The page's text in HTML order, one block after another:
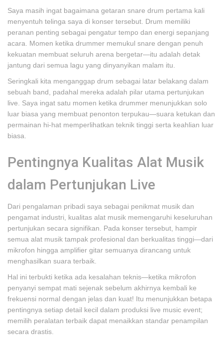
Saya masih ingat bagaimana getaran snare drum pertama kali
menyentuh telinga saya di konser tersebut. Drum memiliki
peranan penting sebagai pengatur tempo dan energi sepanjang
acara. Momen ketika drummer memukul snare dengan penuh
kekuatan membuat seluruh arena bergetar—itu adalah detak
jantung dari semua lagu yang dinyanyikan malam itu.
Seringkali kita menganggap drum sebagai latar belakang dalam
sebuah band, padahal mereka adalah pilar utama pertunjukan
live. Saya ingat satu momen ketika drummer menunjukkan solo
luar biasa yang membuat penonton terpukau—suara ketukan dan
permainan hi-hat memperlihatkan teknik tinggi serta keahlian luar
biasa.
Pentingnya Kualitas Alat Musik
dalam Pertunjukan Live
Dari pengalaman pribadi saya sebagai penikmat musik dan
pengamat industri, kualitas alat musik memengaruhi keseluruhan
pertunjukan secara signifikan. Pada konser tersebut, hampir
semua alat musik tampak profesional dan berkualitas tinggi—dari
mikrofon hingga amplifier gitar semuanya dirancang untuk
menghasilkan suara terbaik.
Hal ini terbukti ketika ada kesalahan teknis—ketika mikrofon
penyanyi sempat mati sejenak sebelum akhirnya kembali ke
frekuensi normal dengan jelas dan kuat! Itu menunjukkan betapa
pentingnya setiap detail kecil dalam produksi live music event;
memilih peralatan terbaik dapat menaikkan standar penampilan
secara drastis.